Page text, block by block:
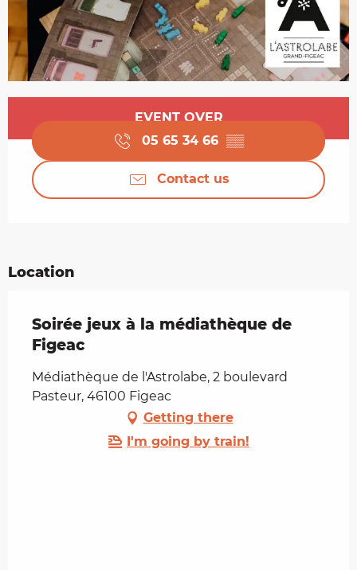
Opening hours & contact details
EVENT OVER
05 65 34 66 ▒▒
Contact us
Location
Soirée jeux à la médiathèque de
Figeac
Médiathèque de l'Astrolabe, 2 boulevard
Pasteur, 46100 Figeac
Getting there
I'm going by train!